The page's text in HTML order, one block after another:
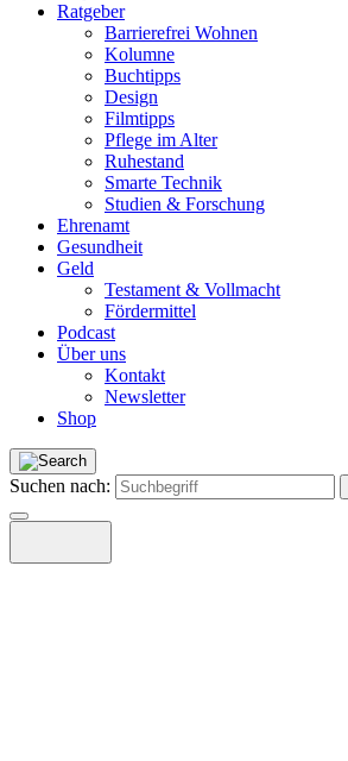
Ratgeber
Barrierefrei Wohnen
Kolumne
Buchtipps
Design
Filmtipps
Pflege im Alter
Ruhestand
Smarte Technik
Studien & Forschung
Ehrenamt
Gesundheit
Geld
Testament & Vollmacht
Fördermittel
Podcast
Über uns
Kontakt
Newsletter
Shop
Suchen nach: